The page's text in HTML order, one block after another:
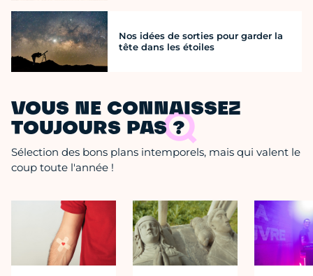
Nos idées de sorties pour garder la
tête dans les étoiles
VOUS NE CONNAISSEZ
TOUJOURS PAS ?
Sélection des bons plans intemporels, mais qui valent le
coup toute l'année !